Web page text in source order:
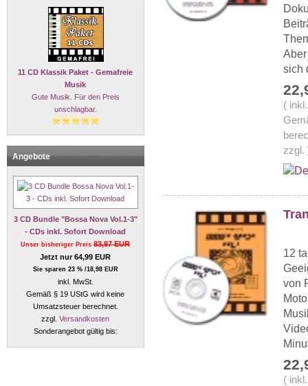
11 CD Klassik Paket - Gemafreie
Musik
Gute Musik. Für den Preis
unschlagbar.
Angebote
3 CD Bundle "Bossa Nova Vol.1-3"
- CDs inkl. Sofort Download
Unser bisheriger Preis83,97 EUR
Jetzt nur 64,99 EUR
Sie sparen 23 % /18,98 EUR
inkl. MwSt.
Gemäß § 19 UStG wird keine
Umsatzsteuer berechnet.
zzgl.Versandkosten
Sonderangebot gültig bis:
sich
(
zzgl.
12
von
(